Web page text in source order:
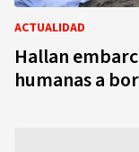
ACTUALIDAD
Hallan
humanas a